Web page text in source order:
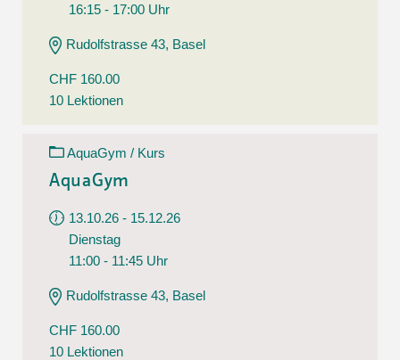
16:15 - 17:00 Uhr
Rudolfstrasse 43, Basel
CHF 160.00
10 Lektionen
AquaGym / Kurs
AquaGym
13.10.26 - 15.12.26
Dienstag
11:00 - 11:45 Uhr
Rudolfstrasse 43, Basel
CHF 160.00
10 Lektionen